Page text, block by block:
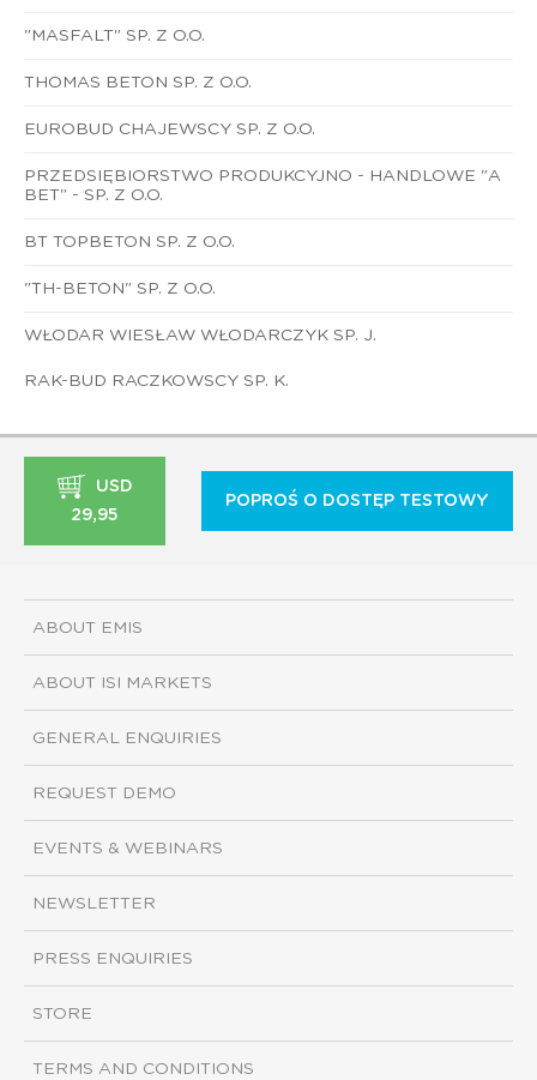
"MASFALT" SP. Z O.O.
THOMAS BETON SP. Z O.O.
EUROBUD CHAJEWSCY SP. Z O.O.
PRZEDSIĘBIORSTWO PRODUKCYJNO - HANDLOWE "A
BET" - SP. Z O.O.
BT TOPBETON SP. Z O.O.
"TH-BETON" SP. Z O.O.
WŁODAR WIESŁAW WŁODARCZYK SP. J.
RAK-BUD RACZKOWSCY SP. K.
USD
29,95
POPROŚ O DOSTĘP TESTOWY
ABOUT EMIS
ABOUT ISI MARKETS
GENERAL ENQUIRIES
REQUEST DEMO
EVENTS & WEBINARS
NEWSLETTER
PRESS ENQUIRIES
STORE
TERMS AND CONDITIONS